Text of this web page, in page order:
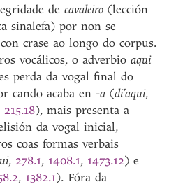
decavaleiro(lección
sinalefa) por non se
crase ao longo do corpus.
vocálicos, o adverbioaqui
perda da vogal final do
cando acaba en -a (di’aqui,
215.18), mais presenta a
da vogal inicial,
coas formas verbais
, 278.1, 1408.1, 1473.12) e
, 1382.1). Fóra da